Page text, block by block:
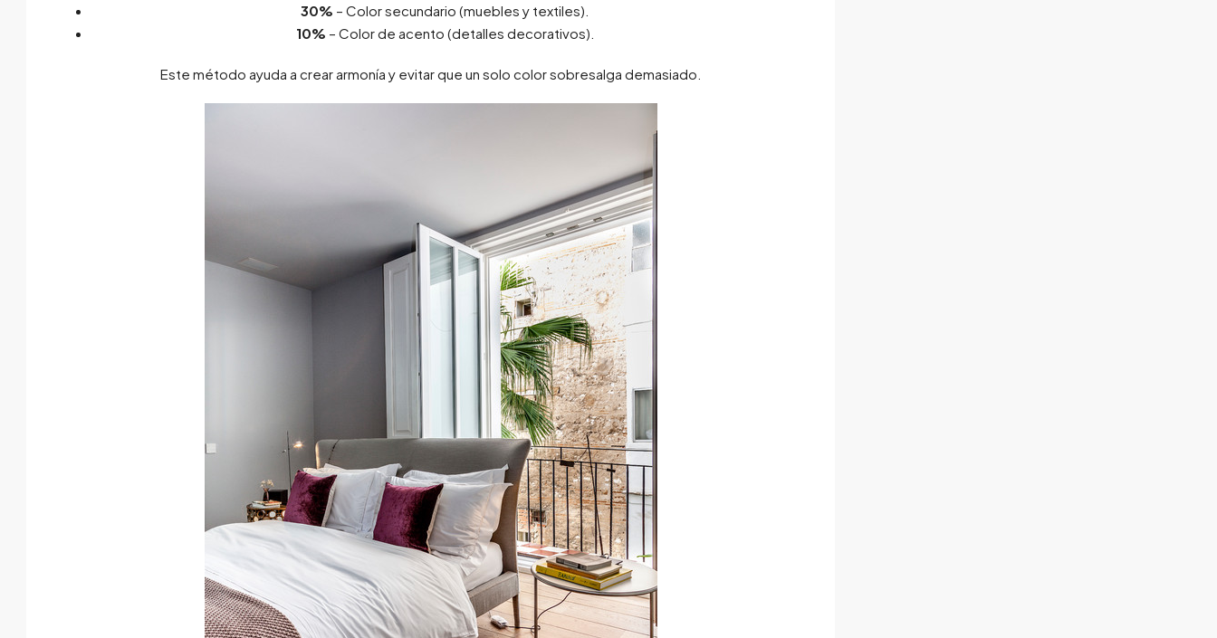
30% – Color secundario (muebles y textiles).
10% – Color de acento (detalles decorativos).
Este método ayuda a crear armonía y evitar que un solo color sobresalga demasiado.